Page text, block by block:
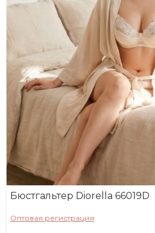
Бюстгальтер Diorella 66019D
Оптовая регистрация